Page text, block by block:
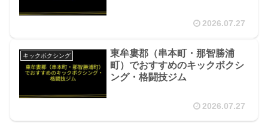
2026.07.27
キックボクシング
東牟婁郡（串本町・那智勝浦
町）でおすすめのキックボクシ
ング・格闘技ジム
2026.07.27